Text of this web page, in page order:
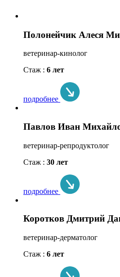
Полонейчик Алеся
ветеринар-кинолог
Стаж : 6 лет
подробнее
Павлов Иван
ветеринар-репродуктолог
Стаж : 30 лет
подробнее
Коротков Дмитрий
ветеринар-дерматолог
Стаж : 6 лет